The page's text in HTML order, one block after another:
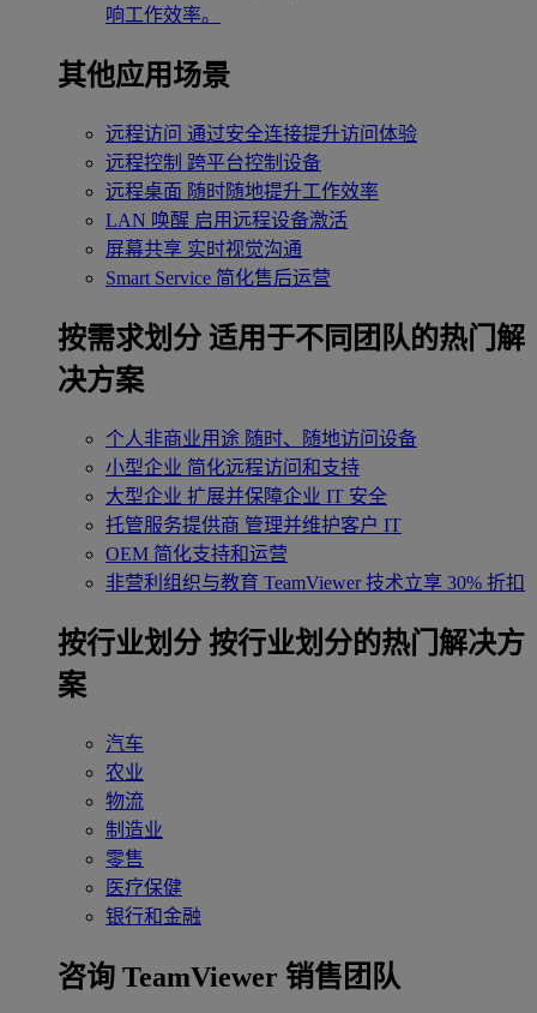
响工作效率。
其他应用场景
远程访问 通过安全连接提升访问体验
远程控制 跨平台控制设备
远程桌面 随时随地提升工作效率
LAN 唤醒 启用远程设备激活
屏幕共享 实时视觉沟通
Smart Service 简化售后运营
按需求划分 适用于不同团队的热门解
决方案
个人非商业用途 随时、随地访问设备
小型企业 简化远程访问和支持
大型企业 扩展并保障企业 IT 安全
托管服务提供商 管理并维护客户 IT
OEM 简化支持和运营
非营利组织与教育 TeamViewer 技术立享 30% 折扣
‌按行业划分 按行业划分的热门解决方
案
汽车
农业
物流
制造业
零售
医疗保健
银行和金融
咨询 TeamViewer 销售团队